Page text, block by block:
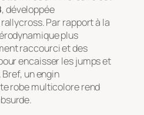
, développée
Par rapport à la
plus
raccourci et des
encaisser les jumps et
un engin
robe multicolore rend